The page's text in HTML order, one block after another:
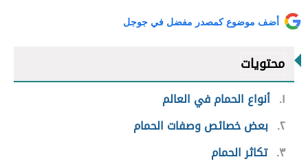
أضف موضوع كمصدر مفضل في جوجل
محتويات
١ أنواع الحمام في العالم
٢ بعض خصائص وصفات الحمام
٣ تكاثر الحمام